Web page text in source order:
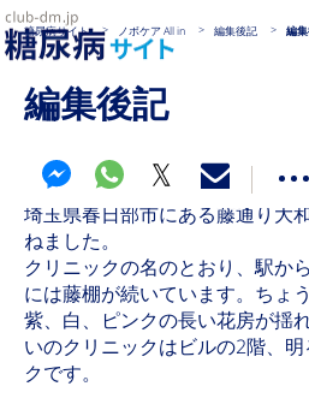
糖尿病サイト ノボケア All in 編集後記 編
編集後記
埼玉県春日部市にある藤通り大
ねました。
クリニックの名のとおり、駅か
には藤棚が続いています。ちょ
紫、白、ピンクの長い花房が揺
いのクリニックはビルの2階、
クです。